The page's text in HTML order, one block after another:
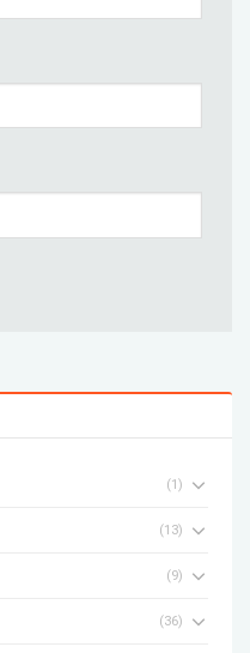
(1)
(13)
(9)
(36)